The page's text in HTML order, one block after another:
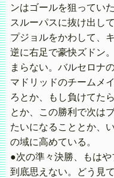
ンはゴールを狙ってい
スルーパスに抜け出し
プジョルをかわして、
逆に右足で豪快ズドン
まらない。バルセロナ
マドリッドのチームメ
ろとか、もし負けてた
とか、この勝利で次は
たいになることとか、
の域に高めている。
●次の準々決勝、もは
到底思えない。どう見